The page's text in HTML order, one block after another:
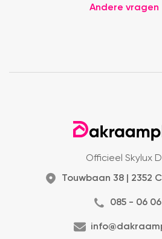
Andere vragen
Officieel Skylux
Touwbaan 38 | 2352
085 - 06 06